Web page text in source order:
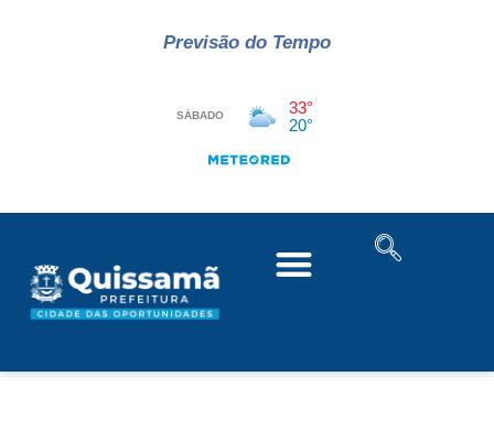
Previsão do Tempo